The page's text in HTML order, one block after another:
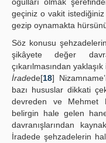
geçiniz o vakit
gezip oynamakta
Söz konusu
şikâyete değer
çıkarılmasından
İradede[18]
bazı hususlar dikkati
devreden ve Mehmet
belirgin hale gelen
davranışlarından
İradede şehzadelerin